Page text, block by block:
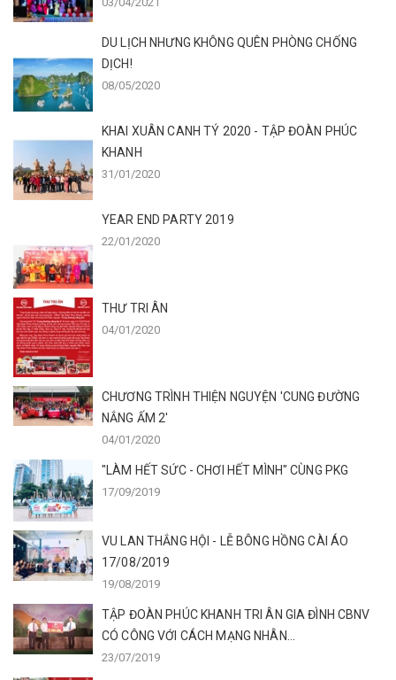
DU LỊCH NHƯNG KHÔNG QUÊN PHÒNG CHỐNG
DỊCH!
08/05/2020
KHAI XUÂN CANH TÝ 2020 - TẬP ĐOÀN PHÚC
KHANH
31/01/2020
YEAR END PARTY 2019
22/01/2020
THƯ TRI ÂN
04/01/2020
CHƯƠNG TRÌNH THIỆN NGUYỆN 'CUNG ĐƯỜNG
NẮNG ẤM 2'
04/01/2020
"LÀM HẾT SỨC - CHƠI HẾT MÌNH" CÙNG PKG
17/09/2019
VU LAN THẮNG HỘI - LỄ BÔNG HỒNG CÀI ÁO
17/08/2019
19/08/2019
TẬP ĐOÀN PHÚC KHANH TRI ÂN GIA ĐÌNH CBNV
CÓ CÔNG VỚI CÁCH MẠNG NHÂN...
23/07/2019